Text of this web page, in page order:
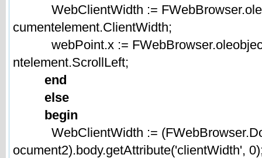
WebClientWidth :=
cumentelement.ClientWidth;
webPoint.x :=
ntelement.ScrollLeft;
end
else
begin
WebClientWidth :=
ocument2).body.getAttribute('clientWidth',